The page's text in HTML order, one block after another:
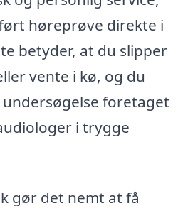
høreprøve direkte i
betyder, at du slipper
vente i kø, og du
foretaget
i trygge
gør det nemt at få